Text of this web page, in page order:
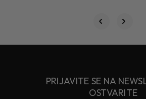
PRIJAVITE SE NA
OSTVARITE